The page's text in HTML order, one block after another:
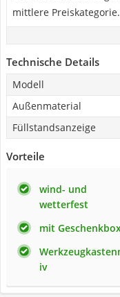
mittlere Preiskategorie.
Technische Details
Modell
Außenmaterial
Füllstandsanzeige
Vorteile
wind- und
wetterfest
mit
iv